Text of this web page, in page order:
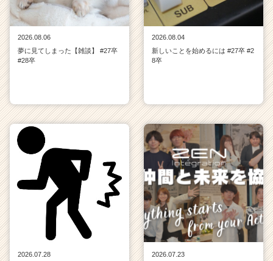
2026.08.06
夢に見てしまった【雑談】 #27卒
#28卒
2026.08.04
新しいことを始めるには #27卒 #2
8卒
2026.07.28
2026.07.23